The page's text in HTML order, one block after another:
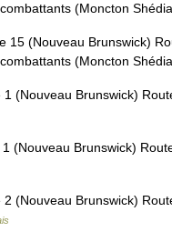
(Moncton
15 (Nouveau Brunswick)
(Moncton
(Nouveau Brunswick)
(Nouveau Brunswick)
(Nouveau Brunswick)